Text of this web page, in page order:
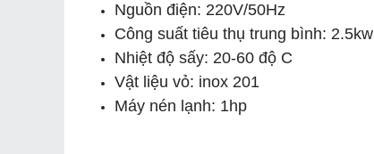
Nguồn điện: 220V/50Hz
Công suất tiêu thụ trung bình: 2.5kw
Nhiệt độ sấy: 20-60 độ C
Vật liệu vỏ: inox 201
Máy nén lạnh: 1hp